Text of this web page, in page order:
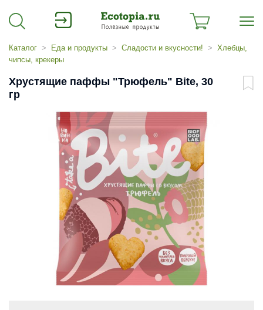
Каталог Еда и продукты Сладости и вкусности!
Хлебцы,
чипсы, крекеры
Хрустящие паффы "Трюфель" Bite, 30
гр